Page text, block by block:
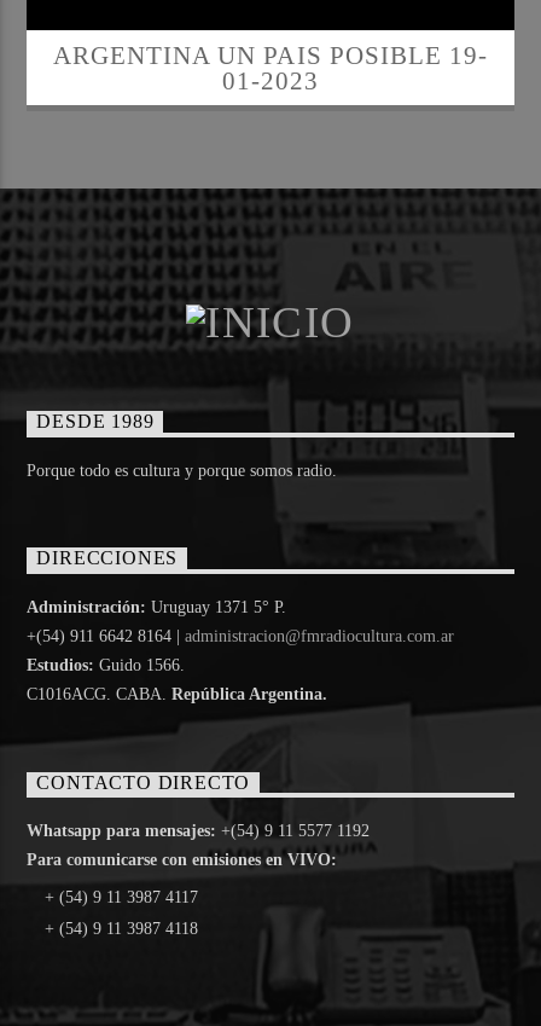
ARGENTINA UN PAIS POSIBLE 19-
01-2023
DESDE 1989
Porque todo es cultura y porque somos radio.
DIRECCIONES
Administración: Uruguay 1371 5° P.
+(54) 911 6642 8164 |administracion@fmradiocultura.com.ar
Estudios: Guido 1566.
C1016ACG. CABA.República Argentina.
CONTACTO DIRECTO
Whatsapp para mensajes: +(54) 9 11 5577 1192
Para comunicarse con emisiones en VIVO:
+ (54) 9 11 3987 4117
+ (54) 9 11 3987 4118